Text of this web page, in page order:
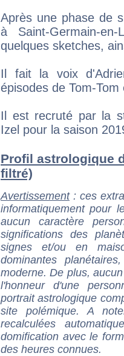
Après une phase de
à Saint-Germain-
quelques sketches,
Il fait la voix
épisodes de Tom-
Il est recruté par la
Izel pour la saison
Profil astrologique
filtré)
Avertissement: ces
informatiquement pour
aucun caractère
significations des
signes et/ou en
dominantes
moderne. De plus,
l'honneur d'une
portrait astrologique
site polémique. A
recalculées
domification avec le
des heures connues.